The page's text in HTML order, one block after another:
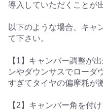
導入していただくことが
以下のような場合、キャ
て下さい。
【1】キャンバー調整が
ンやダウンサスでローダ
すぎてタイヤの偏摩耗が
【2】キャンバー角を付